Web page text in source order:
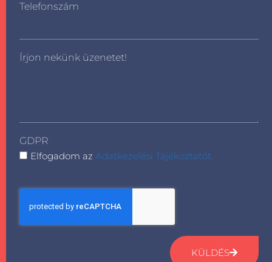
Telefonszám
Írjon nekünk üzenetet!
GDPR
Elfogadom azAdatkezelési Tájékoztatót.
KÜLDÉS